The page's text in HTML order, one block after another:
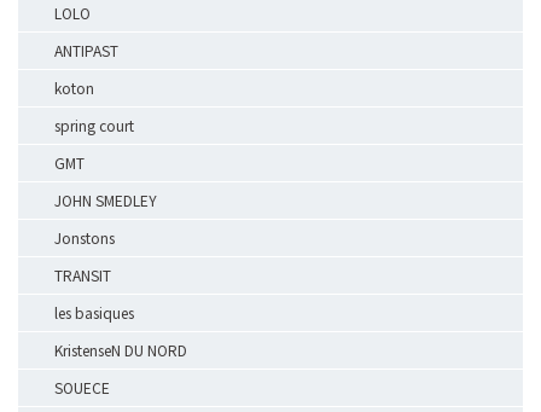
LOLO
ANTIPAST
koton
spring court
GMT
JOHN SMEDLEY
Jonstons
TRANSIT
les basiques
KristenseN DU NORD
SOUECE